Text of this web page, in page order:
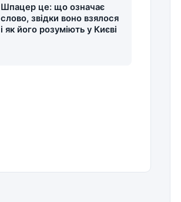
Шпацер це: що означає
слово, звідки воно взялося
і як його розуміють у Києві